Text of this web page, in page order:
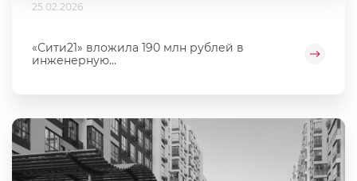
25.02.2026
«Сити21» вложила 190 млн рублей в
инженерную...